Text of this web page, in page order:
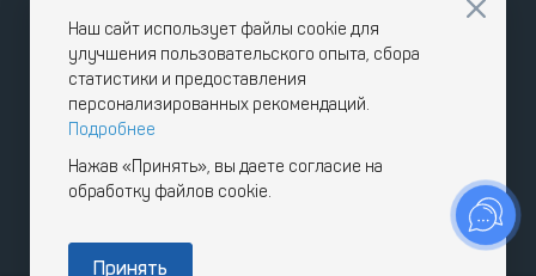
Наш сайт использует файлы cookie для
улучшения пользовательского опыта, сбора
статистики и предоставления
персонализированных рекомендаций.
Подробнее
Нажав «Принять», вы даете согласие на
обработку файлов cookie.
Принять